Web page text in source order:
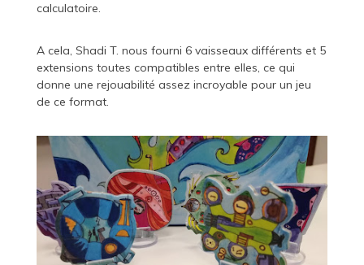
calculatoire.
A cela, Shadi T. nous fourni 6 vaisseaux différents et 5
extensions toutes compatibles entre elles, ce qui
donne une rejouabilité assez incroyable pour un jeu
de ce format.